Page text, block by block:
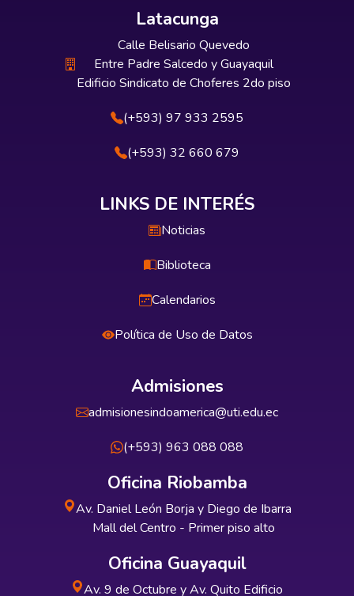
Latacunga
Calle Belisario Quevedo
Entre Padre Salcedo y Guayaquil
Edificio Sindicato de Choferes 2do piso
(+593) 97 933 2595
(+593) 32 660 679
LINKS DE INTERÉS
Noticias
Biblioteca
Calendarios
Política de Uso de Datos
Admisiones
admisionesindoamerica@uti.edu.ec
(+593) 963 088 088
Oficina Riobamba
Av. Daniel León Borja y Diego de Ibarra
Mall del Centro - Primer piso alto
Oficina Guayaquil
Av. 9 de Octubre y Av. Quito Edificio